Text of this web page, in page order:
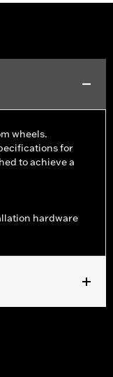
wheels.
for
to achieve a
hardware